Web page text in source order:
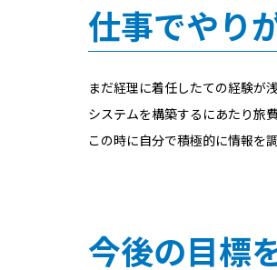
仕事でやり
まだ経理に着任したての経験が
システムを構築するにあたり旅
この時に自分で積極的に情報を
今後の目標